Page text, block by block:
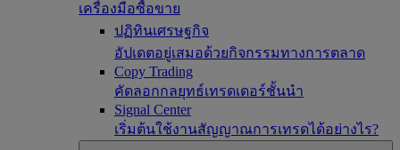
เครื่องมือซื้อขาย
ปฏิทินเศรษฐกิจ
อัปเดตอยู่เสมอด้วยกิจกรรมทางการตลาด
Copy Trading
คัดลอกกลยุทธ์เทรดเดอร์ชั้นนำ
Signal Center
เริ่มต้นใช้งานสัญญาณการเทรดได้อย่างไร?